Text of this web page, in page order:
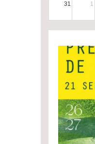
31 1